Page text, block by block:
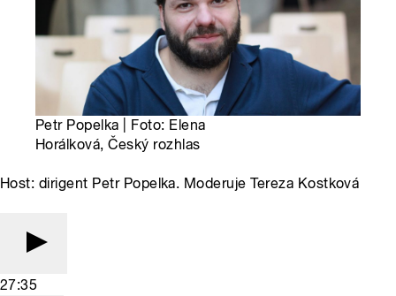
Petr Popelka | Foto: Elena
Horálková, Český rozhlas
Host: dirigent Petr Popelka. Moderuje Tereza Kostková
27:35